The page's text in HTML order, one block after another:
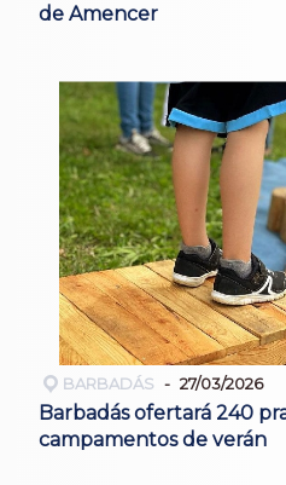
de Amencer
BARBADÁS 27/03/2026
Barbadás ofertará 240
campamentos de verán